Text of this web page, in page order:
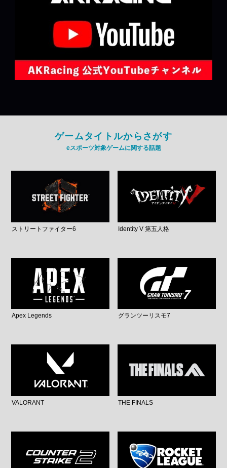
ゲームタイトルからさがす
eスポーツ対象ゲームに関する話題
ストリートファイター6 Identity V 第五人格
Apex Legends グランツーリスモ7
VALORANT THE FINALS